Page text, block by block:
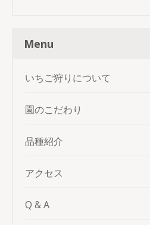
Menu
いちご狩りについて
園のこだわり
品種紹介
アクセス
Q & A